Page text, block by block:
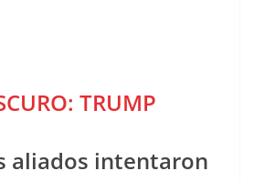
TRUMP
aliados intentaron